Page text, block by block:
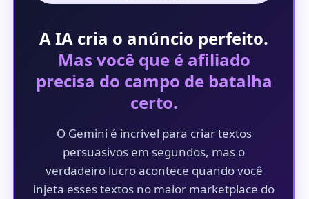
A IA cria o anúncio perfeito.
Mas você que é afiliado
precisa do campo de batalha
certo.
O Gemini é incrível para criar textos
persuasivos em segundos, mas o
verdadeiro lucro acontece quando você
injeta esses textos no maior marketplace do